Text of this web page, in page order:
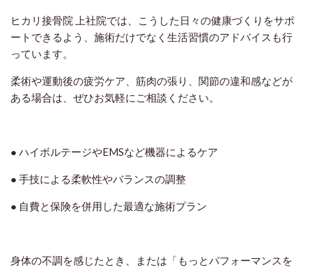
ヒカリ接骨院 上社院では、こうした日々の健康づくりをサポ
ートできるよう、施術だけでなく生活習慣のアドバイスも行
っています。
柔術や運動後の疲労ケア、筋肉の張り、関節の違和感などが
ある場合は、ぜひお気軽にご相談ください。
● ハイボルテージやEMSなど機器によるケア
● 手技による柔軟性やバランスの調整
● 自費と保険を併用した最適な施術プラン
身体の不調を感じたとき、または「もっとパフォーマンスを